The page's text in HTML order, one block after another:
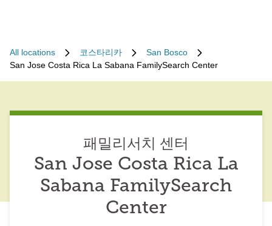
All locations 코스타리카
San Bosco
San Jose Costa Rica La Sabana FamilySearch Center
패밀리서치 센터
San Jose Costa Rica La
Sabana FamilySearch
Center